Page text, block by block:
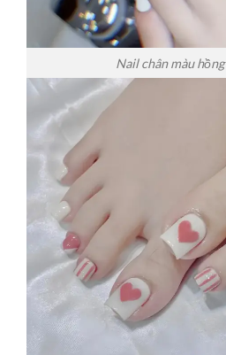
Nail chân màu